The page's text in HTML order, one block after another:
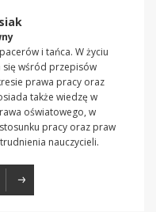
i tańca. W życiu
wśród przepisów
prawa pracy oraz
także wiedzę w
oświatowego, w
pracy oraz praw
nauczycieli.